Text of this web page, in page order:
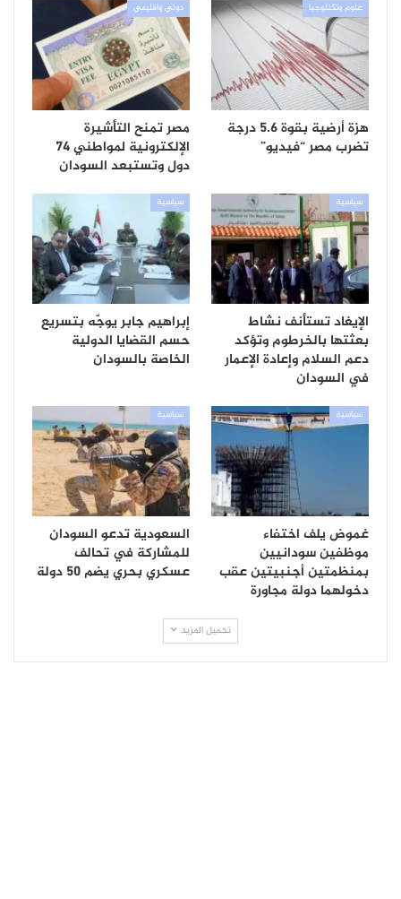
علوم وتكنلوجيا
هزة أرضية بقوة 5.6 درجة
تضرب مصر “فيديو”
دولي واقليمي
مصر تمنح التأشيرة
الإلكترونية لمواطني 74
دول وتستبعد السودان
سياسية
الإيغاد تستأنف نشاط
بعثتها بالخرطوم وتؤكد
دعم السلام وإعادة الإعمار
في السودان
سياسية
إبراهيم جابر يوجّه بتسريع
حسم القضايا الدولية
الخاصة بالسودان
سياسية
غموض يلف اختفاء
موظفين سودانيين
بمنظمتين أجنبيتين عقب
دخولهما دولة مجاورة
سياسية
السعودية تدعو السودان
للمشاركة في تحالف
عسكري بحري يضم 50 دولة
تحميل المزيد